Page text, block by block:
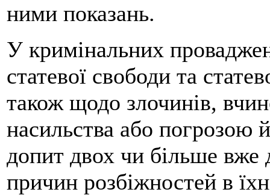
ними показань.
У кримінальних
статевої свободи та
також щодо злочинів,
насильства або погрозою
допит двох чи більше вже
причин розбіжностей в